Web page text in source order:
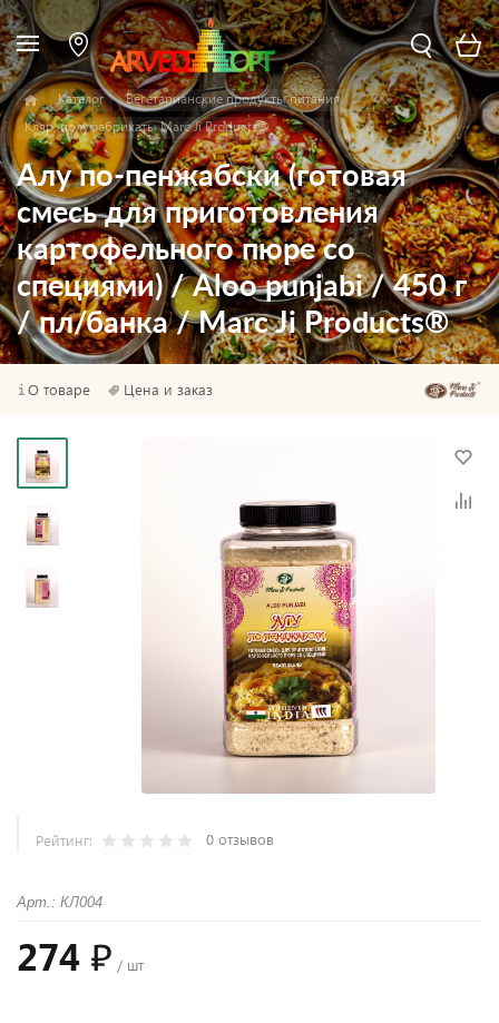
Каталог
Вегетарианские продукты питания
Кляр, полуфабрикаты Marc Ji Products®
Алу по-пенжабски (готовая
смесь для приготовления
картофельного пюре со
специями) / Aloo punjabi / 450 г
/ пл/банка / Marc Ji Products®
О товаре Цена и заказ
Рейтинг: 0 отзывов
Арт.: КЛ004
274 ₽ / шт